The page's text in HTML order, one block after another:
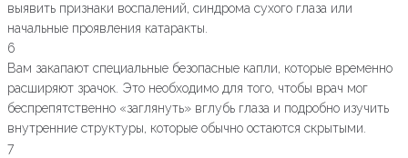
выявить признаки воспалений, синдрома сухого глаза или
начальные проявления катаракты.
6
Вам закапают специальные безопасные капли, которые временно
расширяют зрачок. Это необходимо для того, чтобы врач мог
беспрепятственно «заглянуть» вглубь глаза и подробно изучить
внутренние структуры, которые обычно остаются скрытыми.
7